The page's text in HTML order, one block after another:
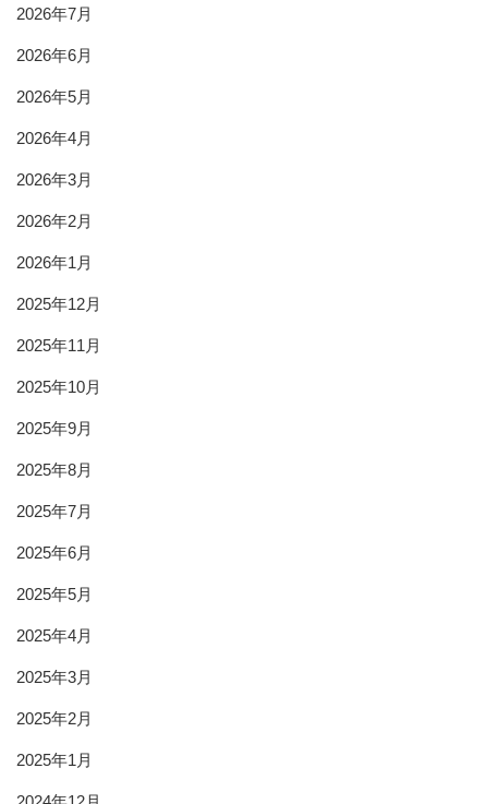
2026年7月
2026年6月
2026年5月
2026年4月
2026年3月
2026年2月
2026年1月
2025年12月
2025年11月
2025年10月
2025年9月
2025年8月
2025年7月
2025年6月
2025年5月
2025年4月
2025年3月
2025年2月
2025年1月